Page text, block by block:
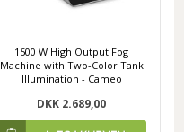
1500 W High Output Fog
Machine with Two-Color Tank
Illumination - Cameo
DKK 2.689,00